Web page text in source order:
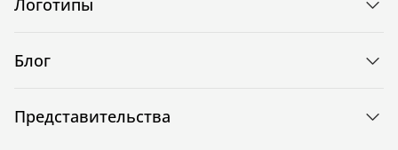
Логотипы
Блог
Представительства